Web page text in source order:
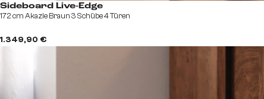
Sideboard Live-Edge
172 cm Akazie Braun 3 Schübe 4 Türen
1.349,90 €